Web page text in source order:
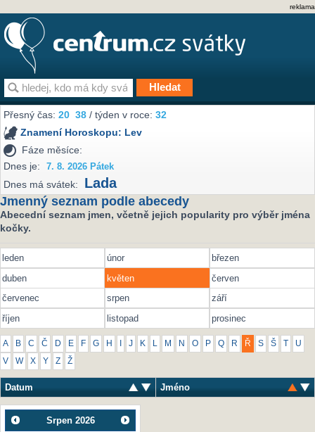
reklama
Přesný čas:20 38 / týden v roce:32
Znamení Horoskopu: Lev
Fáze měsíce:
Dnes je:
7. 8. 2026 Pátek
Dnes má svátek: Lada
Jmenný seznam podle abecedy
Abecední seznam jmen, včetně jejich popularity pro výběr jména
kočky.
leden únor
březen
duben
květen
červen
červenec
srpen
září
říjen
listopad prosinec
A B C Č D E F G H J K L M N O P Q R Ř S Š U
V W X Y Z Ž
Datum Jméno
Srpen 2026